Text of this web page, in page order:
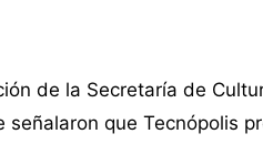
de la Secretaría de
que Tecnópolis